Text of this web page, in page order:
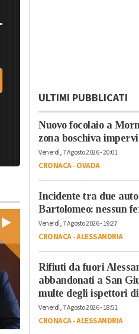
ULTIMI PUBBLICATI
Nuovo focolaio a
zona boschiva
Venerdì, 7 Agosto 2026 - 20:01
CRONACA-OVADA
Incidente tra due
Bartolomeo: nessun
Venerdì, 7 Agosto 2026 - 19:27
CRONACA-ALESSANDRIA
Rifiuti da fuori
abbandonati a San
multe degli ispettori
Venerdì, 7 Agosto 2026 - 18:51
CRONACA-ALESSANDRIA